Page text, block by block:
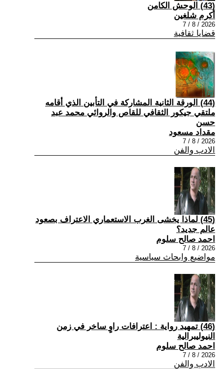
(43) الوحش الكامن
أكرم شلغين
2026 / 8 / 7
قضايا ثقافية
(44) الورقة الثانية المشاركة في التأبين الذي أقامه
ملتقي جيكور الثقافي للقاص والروائي محمد عبد
حسن
مقداد مسعود
2026 / 8 / 7
الادب والفن
(45) لماذا يخشى الغرب الاستعماري الاعتراف بصعود
عالم جديد؟
احمد صالح سلوم
2026 / 8 / 7
مواضيع وابحاث سياسية
(46) تمهيد رواية : اعترافات راوٍ ساخر في زمن
النيوليبرالية
احمد صالح سلوم
2026 / 8 / 7
الادب والفن